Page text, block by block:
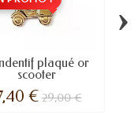
plaqué or
scooter
€29,00 €
›